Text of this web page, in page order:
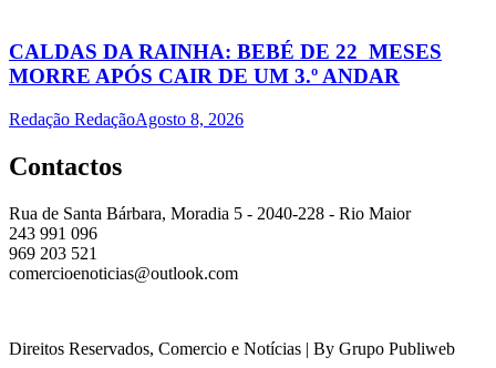
CALDAS DA RAINHA: BEBÉ DE 22 MESES
MORRE APÓS CAIR DE UM 3.º ANDAR
Redação RedaçãoAgosto 8, 2026
Contactos
Rua de Santa Bárbara, Moradia 5 - 2040-228 - Rio Maior
243 991 096
969 203 521
comercioenoticias@outlook.com
Direitos Reservados, Comercio e Notícias | By Grupo Publiweb